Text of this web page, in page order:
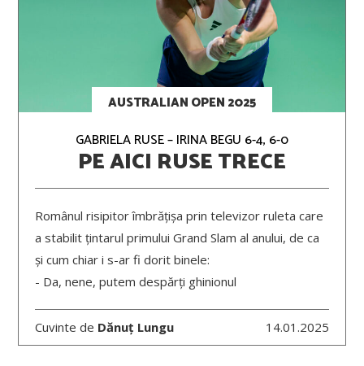
AUSTRALIAN OPEN 2025
GABRIELA RUSE – IRINA BEGU 6-4, 6-0
PE AICI RUSE TRECE
Românul risipitor îmbrățișa prin televizor ruleta care
a stabilit țintarul primului Grand Slam al anului, de ca
și cum chiar i s-ar fi dorit binele:
- Da, nene, putem despărți ghinionul
Cuvinte de Dănuț Lungu 14.01.2025